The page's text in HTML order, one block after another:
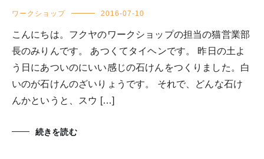
ワークショップ 2016-07-10
こんにちは。フクヤのワークショップの担当の猫営業部
長のみりんです。 あつくてタイヘンです。 昨日の土よ
う日にあついのにいい感じの石けんをつくりました。白
いのが石けんのざいりょうです。 それで、どんな石け
んかというと、スウ […]
続きを読む